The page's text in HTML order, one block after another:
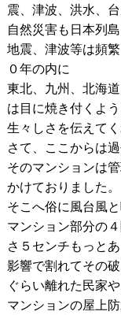
震、津波、洪水、
自然災害も日本列
地震、津波等は頻
０年の内に
東北、九州、北海
は目に焼き付くよ
生々しさを伝えてく
さて、ここからは
そのマンションは
かけておりました。
そこへ俗に風台風
マンション部分の
さ５センチもっと
影響で割れてその
ぐらい離れた民家
マンションの屋上